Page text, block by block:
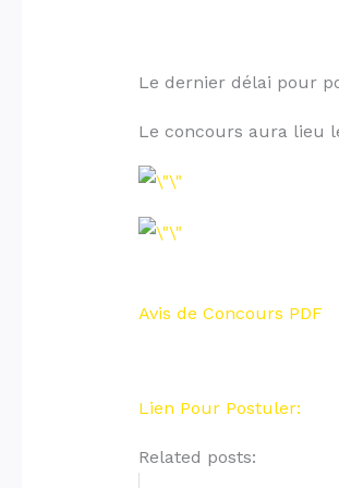
Le dernier délai pour
Le concours aura lieu
Avis de Concours PDF
Lien Pour Postuler:
Related posts: